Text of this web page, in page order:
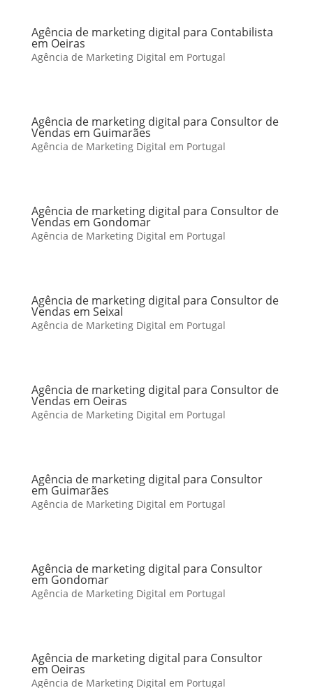
Agência de marketing digital para Contabilista
em Oeiras
Agência de Marketing Digital em Portugal
Agência de marketing digital para Consultor de
Vendas em Guimarães
Agência de Marketing Digital em Portugal
Agência de marketing digital para Consultor de
Vendas em Gondomar
Agência de Marketing Digital em Portugal
Agência de marketing digital para Consultor de
Vendas em Seixal
Agência de Marketing Digital em Portugal
Agência de marketing digital para Consultor de
Vendas em Oeiras
Agência de Marketing Digital em Portugal
Agência de marketing digital para Consultor
em Guimarães
Agência de Marketing Digital em Portugal
Agência de marketing digital para Consultor
em Gondomar
Agência de Marketing Digital em Portugal
Agência de marketing digital para Consultor
em Oeiras
Agência de Marketing Digital em Portugal